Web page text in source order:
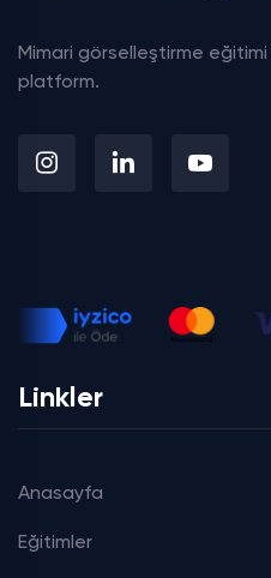
Mimari görselleştirme
platform.
Linkler
Anasayfa
Eğitimler